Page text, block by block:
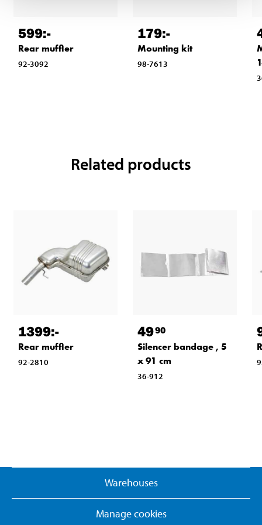
599:-
Rear muffler
92-3092
179:-
Mounting kit
98-7613
Related products
1399:-
Rear muffler
92-2810
4990
Silencer bandage , 5
x 91 cm
36-912
Warehouses
Manage cookies